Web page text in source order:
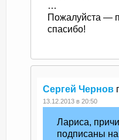
…
Пожалуйста —
спасибо!
Сергей Чернов
13.12.2013 в 20:50
Лариса,
подписаны на